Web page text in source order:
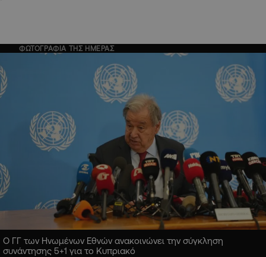
ΦΩΤΟΓΡΑΦΙΑ ΤΗΣ ΗΜΕΡΑΣ
Ο ΓΓ των Ηνωμένων Εθνών ανακοινώνει την σύγκληση
συνάντησης 5+1 για το Κυπριακό